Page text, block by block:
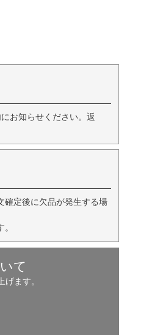
お知らせください。返
確定後に欠品が発生する場
て
ます。